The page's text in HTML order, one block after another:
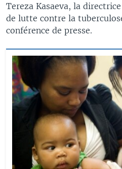
Tereza Kasaeva, la
de lutte contre la
conférence de presse.